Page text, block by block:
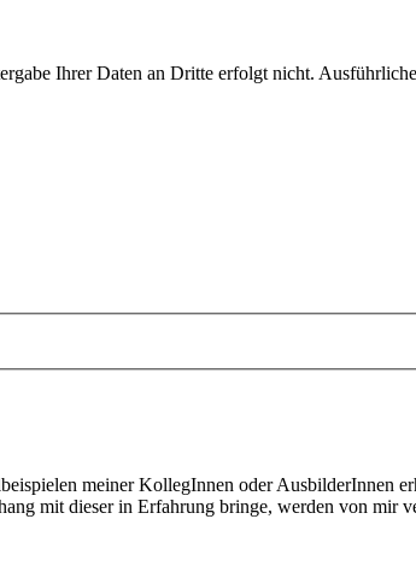
Ihrer Daten an Dritte erfolgt nicht.
meiner KollegInnen oder AusbilderInnen
mit dieser in Erfahrung bringe, werden von mir